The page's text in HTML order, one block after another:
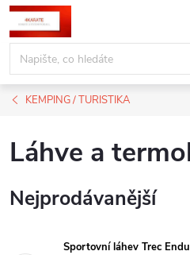
Přejít
na
obsah
KEMPING / TURISTIKA
Láhve a
Nejprodávanější
Sportovní láhev Trec